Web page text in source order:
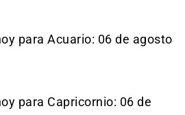
para Acuario: 06 de agosto
para Capricornio: 06 de